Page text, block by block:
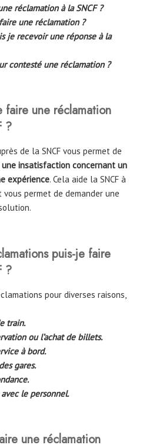
réclamation à la SNCF ?
une réclamation ?
je recevoir une réponse à la
contesté une réclamation ?
faire une réclamation
?
de la SNCF vous permet de
insatisfaction concernant un
expérience. Cela aide la SNCF à
permet de demander une
puis-je faire
?
pour diverses raisons,
train.
ou l’achat de billets.
à bord.
gares.
le personnel.
une réclamation